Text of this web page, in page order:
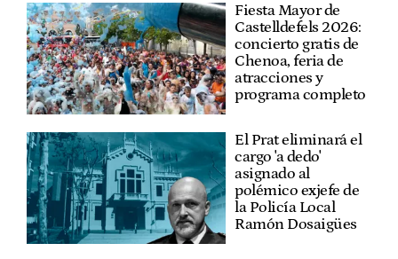
Fiesta Mayor de
Castelldefels 2026:
concierto gratis de
Chenoa, feria de
atracciones y
programa completo
El Prat eliminará el
cargo 'a dedo'
asignado al
polémico exjefe de
la Policía Local
Ramón Dosaigües